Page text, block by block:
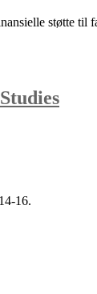
støtte
16.